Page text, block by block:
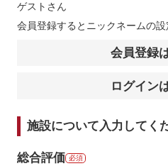
ゲスト さん
会員登録するとニックネームの設
会員登録
ログイン
施設について入力してく
総合評価 必須